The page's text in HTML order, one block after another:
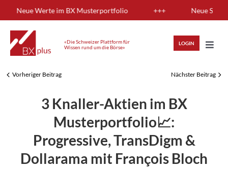
to
content
Neue Werte im BX Musterportfolio +++ Neue
«Die Schweizer Plattform für
Wissen rund um die Börse»
LOGIN
HIGHLIGHTS
ANALYSEN
Vorheriger Beitrag Nächster Beitrag
3 Knaller-Aktien im BX
Musterportfolio📈:
Progressive, TransDigm &
Dollarama mit François Bloch